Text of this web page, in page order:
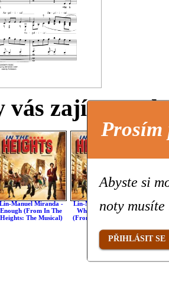
vás zajímat
Lin-Manuel Miranda -
Enough (from In The
Heights: The Musical)
Lin-Manuel Miranda -
When You're Home
(from In The Heights:
Lin-
Prosím
Abyste si
noty
PŘIHLÁSIT SE